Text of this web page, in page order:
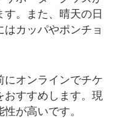
。また、晴天の日
カッパやポンチョ
にオンラインでチケ
おすすめします。現
が高いです。